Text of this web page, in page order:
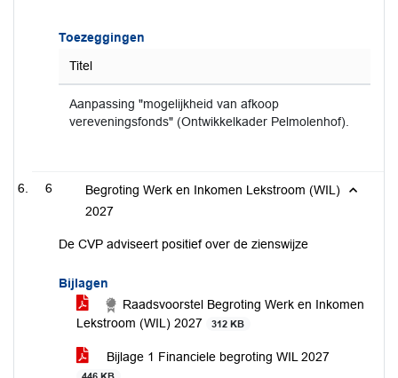
Toezeggingen
Titel
Aanpassing "mogelijkheid van afkoop
vereveningsfonds" (Ontwikkelkader Pelmolenhof).
6
Begroting Werk en Inkomen Lekstroom (WIL)
2027
De CVP adviseert positief over de zienswijze
Bijlagen
Raadsvoorstel Begroting Werk en Inkomen
Lekstroom (WIL) 2027
312 KB
Bijlage 1 Financiele begroting WIL 2027